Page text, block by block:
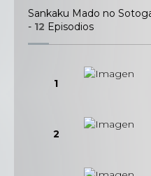
Sankaku Mado no
- 12 Episodios
1
2